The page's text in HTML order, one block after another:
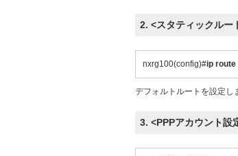
2. <スタティックルー
nxrg100(config)#ip route
デフォルトルートを設定し
3. <PPPアカウント設